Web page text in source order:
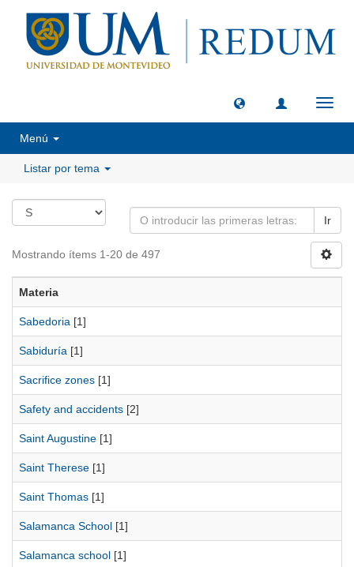
Menú
Listar por tema
Ir
Mostrando ítems 1-20 de 497
Materia
Sabedoria [1]
Sabiduría [1]
Sacrifice zones [1]
Safety and accidents [2]
Saint Augustine [1]
Saint Therese [1]
Saint Thomas [1]
Salamanca School [1]
Salamanca school [1]